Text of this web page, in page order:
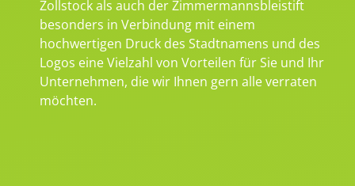
Zollstock als auch der Zimmermannsbleistift
besonders in Verbindung mit einem
hochwertigen Druck des Stadtnamens und des
Logos eine Vielzahl von Vorteilen für Sie und Ihr
Unternehmen, die wir Ihnen gern alle verraten
möchten.